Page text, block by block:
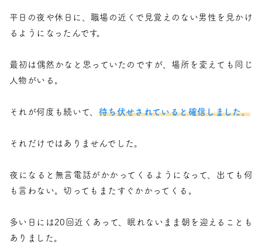
平日の夜や休日に、職場の近くで見覚えのない男性を見かけ
るようになったんです。
最初は偶然かなと思っていたのですが、場所を変えても同じ
人物がいる。
それが何度も続いて、 待ち伏せされていると確信しました。
それだけではありませんでした。
夜になると無言電話がかかってくるようになって、出ても何
も言わない。切ってもまたすぐかかってくる。
多い日には20回近くあって、眠れないまま朝を迎えることも
ありました。